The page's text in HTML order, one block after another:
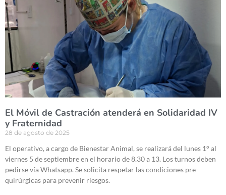
El Móvil de Castración atenderá en Solidaridad IV
y Fraternidad
28 de agosto de 2025
El operativo, a cargo de Bienestar Animal, se realizará del lunes 1° al
viernes 5 de septiembre en el horario de 8.30 a 13. Los turnos deben
pedirse vía Whatsapp. Se solicita respetar las condiciones pre-
quirúrgicas para prevenir riesgos.